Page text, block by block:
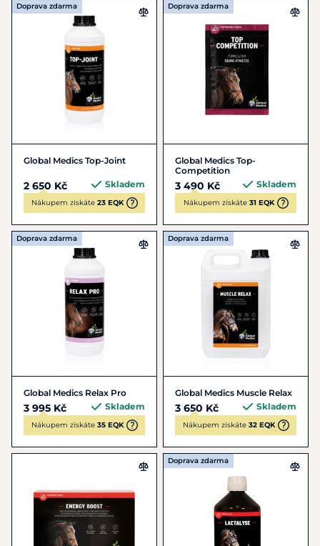
Doprava zdarma
Global Medics Top-Joint
2 650 Kč Skladem
Nákupem získáte 23 EQK
Doprava zdarma
Global Medics Top-
Competition
3 490 Kč Skladem
Nákupem získáte 31 EQK
Doprava zdarma
Global Medics Relax Pro
3 995 Kč Skladem
Nákupem získáte 35 EQK
Doprava zdarma
Global Medics Muscle Relax
3 650 Kč Skladem
Nákupem získáte 32 EQK
Doprava zdarma